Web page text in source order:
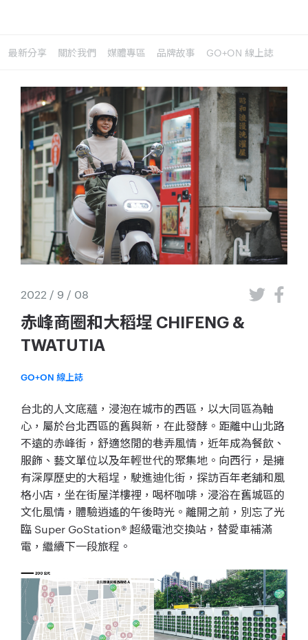
最新分享 關於我們 媒體專區 品牌故事 GO+ON 線上誌
2022 / 9 / 08
赤峰商圈和大稻埕 CHIFENG &
TWATUTIA
GO+ON 線上誌
台北的人文底蘊，浸泡在城市的西區，以大同區為軸
心，屬於台北西區的舊與新，在此發酵。距離中山北路
不遠的赤峰街，舒適悠閒的巷弄風情，近年成為餐飲、
服飾、藝文單位以及年輕世代的聚集地。向西行，是擁
有深厚歷史的大稻埕，駛進迪化街，探訪百年老舖和風
格小店，坐在街屋洋樓裡，喝杯咖啡，浸浴在舊城區的
文化風情，體驗逍遙的午後時光。離開之前，別忘了光
臨 Super GoStation® 超級電池交換站，替愛車補滿
電，繼續下一段旅程。